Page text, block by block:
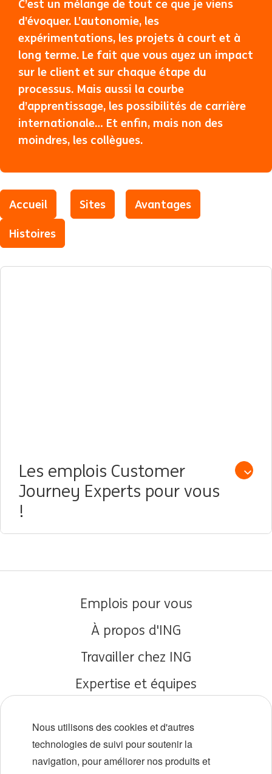
C’est un mélange de tout ce que je viens
d’évoquer. L’autonomie, les
expérimentations, les projets à court et à
long terme. Le fait que vous ayez un impact
sur le client et sur chaque étape du
processus. Mais aussi la courbe
d’apprentissage, les possibilités de carrière
internationale… Et enfin, mais non des
moindres, les collègues.
Accueil Sites
Avantages
Histoires
Les emplois Customer
Journey Experts pour vous
!
Open
Emplois pour vous
À propos d'ING
Travailler chez ING
Expertise et équipes
Diversité et inclusion
Localisations
Nous utilisons des cookies et d'autres
technologies de suivi pour soutenir la
navigation, pour améliorer nos produits et